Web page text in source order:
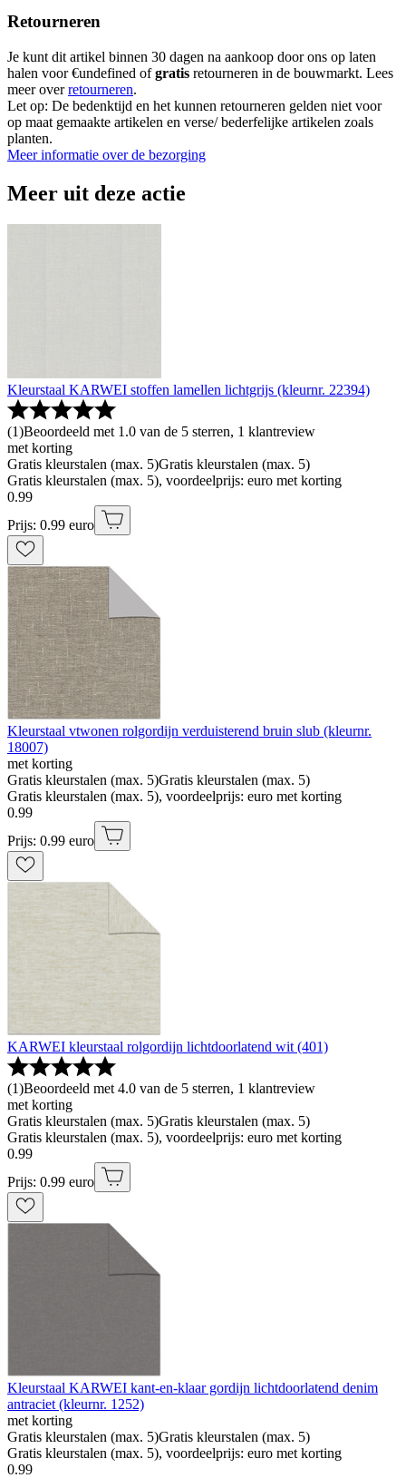
Retourneren
Je kunt dit artikel binnen 30 dagen na aankoop door ons op laten
halen voor €undefined ofgratis retourneren in de bouwmarkt. Lees
meer overretourneren.
Let op: De bedenktijd en het kunnen retourneren gelden niet voor
op maat gemaakte artikelen en verse/ bederfelijke artikelen zoals
planten.
Meer informatie over de bezorging
Meer uit deze actie
Kleurstaal KARWEI stoffen lamellen lichtgrijs (kleurnr. 22394)
(1)Beoordeeld met 1.0 van de 5 sterren, 1 klantreview
met korting
Gratis kleurstalen (max. 5)Gratis kleurstalen (max. 5)
Gratis kleurstalen (max. 5), voordeelprijs: euro met korting
0.99
Prijs: 0.99 euro
Kleurstaal vtwonen rolgordijn verduisterend bruin slub (kleurnr.
18007)
met korting
Gratis kleurstalen (max. 5)Gratis kleurstalen (max. 5)
Gratis kleurstalen (max. 5), voordeelprijs: euro met korting
0.99
Prijs: 0.99 euro
KARWEI kleurstaal rolgordijn lichtdoorlatend wit (401)
(1)Beoordeeld met 4.0 van de 5 sterren, 1 klantreview
met korting
Gratis kleurstalen (max. 5)Gratis kleurstalen (max. 5)
Gratis kleurstalen (max. 5), voordeelprijs: euro met korting
0.99
Prijs: 0.99 euro
Kleurstaal KARWEI kant-en-klaar gordijn lichtdoorlatend denim
antraciet (kleurnr. 1252)
met korting
Gratis kleurstalen (max. 5)Gratis kleurstalen (max. 5)
Gratis kleurstalen (max. 5), voordeelprijs: euro met korting
0.99